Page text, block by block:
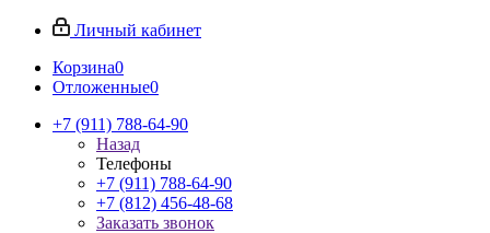
Личный кабинет
Корзина0
Отложенные0
+7 (911) 788-64-90
Назад
Телефоны
+7 (911) 788-64-90
+7 (812) 456-48-68
Заказать звонок